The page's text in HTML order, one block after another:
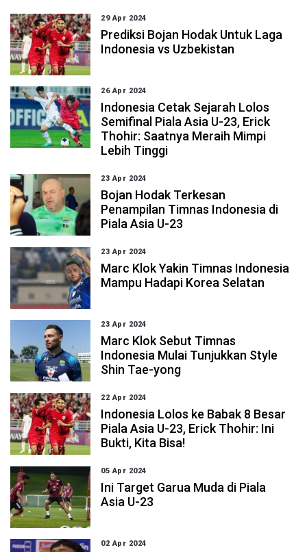
29 Apr 2024
Prediksi Bojan Hodak Untuk Laga
Indonesia vs Uzbekistan
26 Apr 2024
Indonesia Cetak Sejarah Lolos
Semifinal Piala Asia U-23, Erick
Thohir: Saatnya Meraih Mimpi
Lebih Tinggi
23 Apr 2024
Bojan Hodak Terkesan
Penampilan Timnas Indonesia di
Piala Asia U-23
23 Apr 2024
Marc Klok Yakin Timnas Indonesia
Mampu Hadapi Korea Selatan
23 Apr 2024
Marc Klok Sebut Timnas
Indonesia Mulai Tunjukkan Style
Shin Tae-yong
22 Apr 2024
Indonesia Lolos ke Babak 8 Besar
Piala Asia U-23, Erick Thohir: Ini
Bukti, Kita Bisa!
05 Apr 2024
Ini Target Garua Muda di Piala
Asia U-23
02 Apr 2024